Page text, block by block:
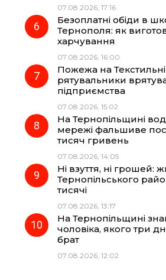
07.08.2026, 17:16
Безоплатні обіди в
Тернополя: як
харчування
07.08.2026, 16:00
Пожежа на
рятувальники
підприємства
07.08.2026, 15:02
На Тернопільщині
мережі фальшиве
тисяч гривень
07.08.2026, 14:05
Ні взуття, ні грошей:
Тернопільського
тисячі
07.08.2026, 13:17
На Тернопільщині
чоловіка, якого три
брат
07.08.2026, 12:02